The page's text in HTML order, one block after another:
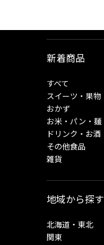
新着商品
すべて
スイーツ・果物
おかず
お米・パン・麺
ドリンク・お酒
その他食品
雑貨
地域から探す
北海道・東北
関東